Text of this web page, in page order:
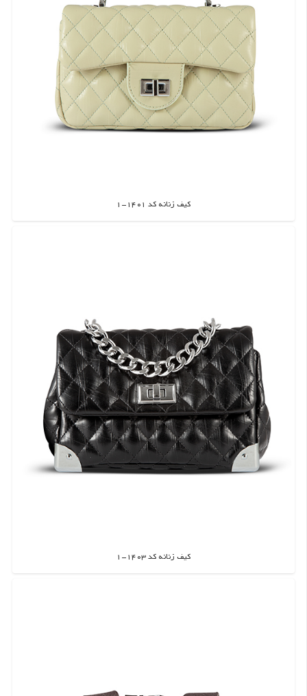
کیف زنانه کد 1401-1
اطلاعات بیشتر
کیف زنانه کد 1403-1
اطلاعات بیشتر